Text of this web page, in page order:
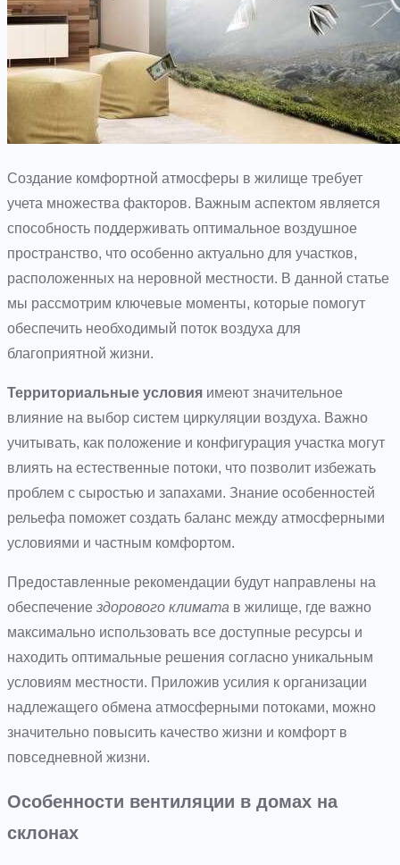
Создание комфортной атмосферы в жилище требует
учета множества факторов. Важным аспектом является
способность поддерживать оптимальное воздушное
пространство, что особенно актуально для участков,
расположенных на неровной местности. В данной статье
мы рассмотрим ключевые моменты, которые помогут
обеспечить необходимый поток воздуха для
благоприятной жизни.
Территориальные условия имеют значительное
влияние на выбор систем циркуляции воздуха. Важно
учитывать, как положение и конфигурация участка могут
влиять на естественные потоки, что позволит избежать
проблем с сыростью и запахами. Знание особенностей
рельефа поможет создать баланс между атмосферными
условиями и частным комфортом.
Предоставленные рекомендации будут направлены на
обеспечение здорового климата в жилище, где важно
максимально использовать все доступные ресурсы и
находить оптимальные решения согласно уникальным
условиям местности. Приложив усилия к организации
надлежащего обмена атмосферными потоками, можно
значительно повысить качество жизни и комфорт в
повседневной жизни.
Особенности вентиляции в домах на
склонах